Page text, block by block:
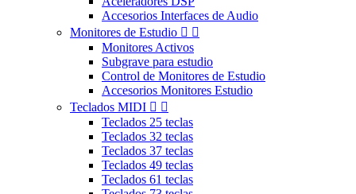
Accesorios Interfaces de Audio
Monitores de Estudio  
Monitores Activos
Subgrave para estudio
Control de Monitores de Estudio
Accesorios Monitores Estudio
Teclados MIDI  
Teclados 25 teclas
Teclados 32 teclas
Teclados 37 teclas
Teclados 49 teclas
Teclados 61 teclas